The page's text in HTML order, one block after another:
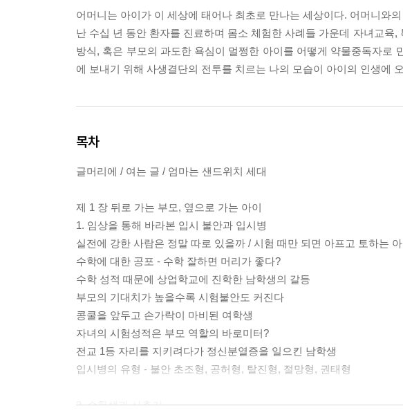
어머니는 아이가 이 세상에 태어나 최초로 만나는 세상이다. 어머니와
난 수십 년 동안 환자를 진료하며 몸소 체험한 사례들 가운데 자녀교
방식, 혹은 부모의 과도한 욕심이 멀쩡한 아이를 어떻게 약물중독자로
에 보내기 위해 사생결단의 전투를 치르는 나의 모습이 아이의 인생에
목차
글머리에 / 여는 글 / 엄마는 샌드위치 세대
제 1 장 뒤로 가는 부모, 옆으로 가는 아이
1. 임상을 통해 바라본 입시 불안과 입시병
실전에 강한 사람은 정말 따로 있을까 / 시험 때만 되면 아프고 토하는 아
수학에 대한 공포 - 수학 잘하면 머리가 좋다?
수학 성적 때문에 상업학교에 진학한 남학생의 갈등
부모의 기대치가 높을수록 시험불안도 커진다
콩쿨을 앞두고 손가락이 마비된 여학생
자녀의 시험성적은 부모 역할의 바로미터?
전교 1등 자리를 지키려다가 정신분열증을 일으킨 남학생
입시병의 유형 - 불안 초조형, 공허형, 탈진형, 절망형, 권태형
2. 수험생과 사춘기